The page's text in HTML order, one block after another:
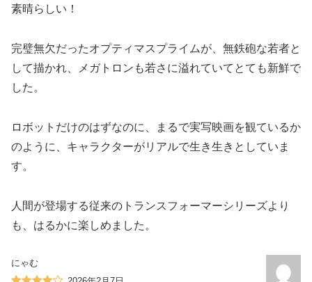
素晴らしい！
完璧無欠だったオプティマスプライムが、無鉄砲な若者と
して描かれ、メガトロンも若さに溢れていてとても新鮮で
した。
ロボットだけのはずなのに、まるで実写映画を観ているか
のように、キャラクターがリアルで生き生きとしていま
す。
人間が登場する従来のトランスフォーマーシリーズより
も、はるかに楽しめました。
にゃむ